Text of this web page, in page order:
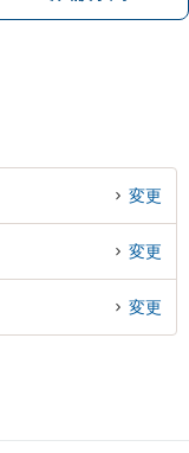
電話ください。
変更
変更
変更